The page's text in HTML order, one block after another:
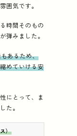
囲気です。
時間そのもの
弾みました。
あるため、
めていける安
にとって、ま
た。
）